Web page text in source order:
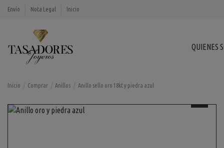
Envío Nota Legal Inicio
QUIENES
Inicio Comprar Anillos Anillo sello oro 18kt y piedra azul